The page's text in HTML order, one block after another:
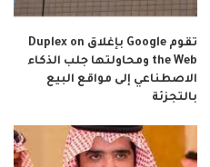
تقوم Google بإغلاق Duplex on
the Web ومحاولتها جلب الذكاء
الاصطناعي إلى مواقع البيع
بالتجزئة